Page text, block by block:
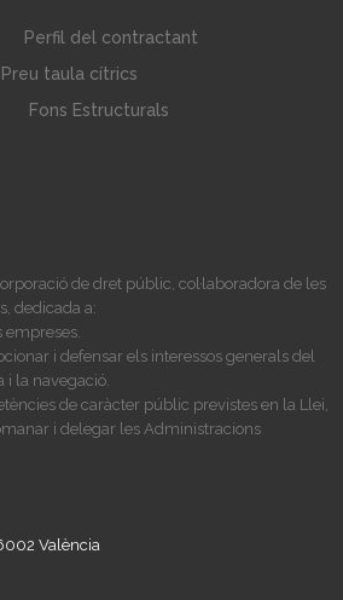
Perfil del contractant
Preu taula cítrics
Fons Estructurals
de dret públic, col·laboradora de les
dedicada a:
empreses.
i defensar els interessos generals del
la navegació.
de caràcter públic previstes en la Llei,
i delegar les Administracions
València